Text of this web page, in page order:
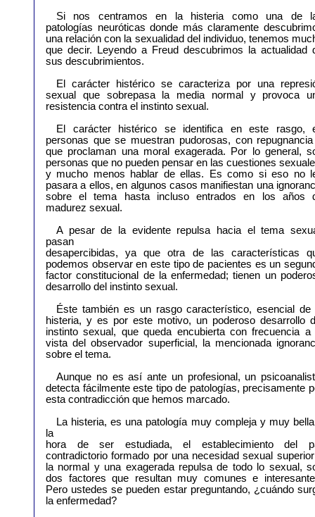
Si nos centramos en la histeria como una de
patologías neuróticas donde más claramente
una relación con la sexualidad del individuo, tenemos
que decir. Leyendo a Freud descubrimos la actualidad
sus descubrimientos.
El carácter histérico se caracteriza por una
sexual que sobrepasa la media normal y provoca
resistencia contra el instinto sexual.
El carácter histérico se identifica en este rasgo,
personas que se muestran pudorosas, con
que proclaman una moral exagerada. Por lo general,
personas que no pueden pensar en las cuestiones
y mucho menos hablar de ellas. Es como si eso no
pasara a ellos, en algunos casos manifiestan una
sobre el tema hasta incluso entrados en los años
madurez sexual.
A pesar de la evidente repulsa hacia el tema
pasan
desapercibidas, ya que otra de las características
podemos observar en este tipo de pacientes es un
factor constitucional de la enfermedad; tienen un
desarrollo del instinto sexual.
Éste también es un rasgo característico, esencial de
histeria, y es por este motivo, un poderoso desarrollo
instinto sexual, que queda encubierta con frecuencia a
vista del observador superficial, la mencionada
sobre el tema.
Aunque no es así ante un profesional, un
detecta fácilmente este tipo de patologías, precisamente
esta contradicción que hemos marcado.
La histeria, es una patología muy compleja y muy
la
hora de ser estudiada, el establecimiento del
contradictorio formado por una necesidad sexual
la normal y una exagerada repulsa de todo lo sexual,
dos factores que resultan muy comunes e
Pero ustedes se pueden estar preguntando, ¿cuándo
la enfermedad?